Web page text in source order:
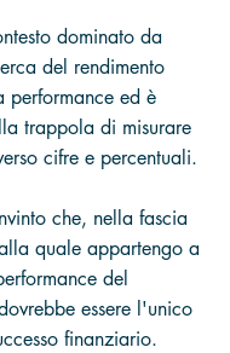
dominato da
del rendimento
ed è
trappola di misurare
cifre e percentuali.
che, nella fascia
quale appartengo a
del
essere l'unico
finanziario.